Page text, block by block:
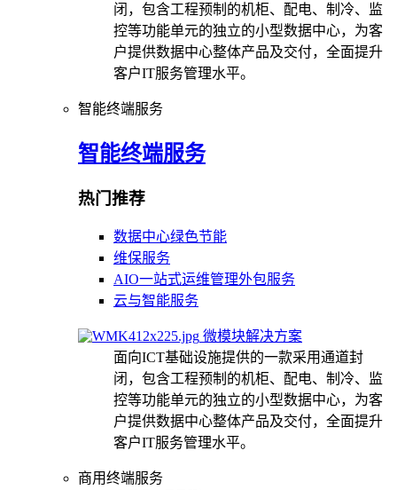
闭，包含工程预制的机柜、配电、制冷、监
控等功能单元的独立的小型数据中心，为客
户提供数据中心整体产品及交付，全面提升
客户IT服务管理水平。
智能终端服务
智能终端服务
热门推荐
数据中心绿色节能
维保服务
AIO一站式运维管理外包服务
云与智能服务
微模块解决方案
面向ICT基础设施提供的一款采用通道封
闭，包含工程预制的机柜、配电、制冷、监
控等功能单元的独立的小型数据中心，为客
户提供数据中心整体产品及交付，全面提升
客户IT服务管理水平。
商用终端服务